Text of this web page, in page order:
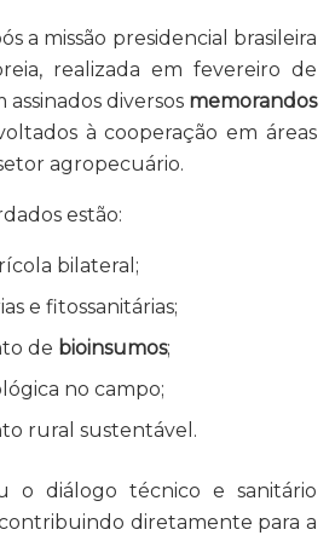
a missão presidencial brasileira
realizada em fevereiro de
diversos memorandos
à cooperação em áreas
agropecuário.
estão:
bilateral;
e fitossanitárias;
de bioinsumos;
no campo;
rural sustentável.
o diálogo técnico e sanitário
diretamente para a